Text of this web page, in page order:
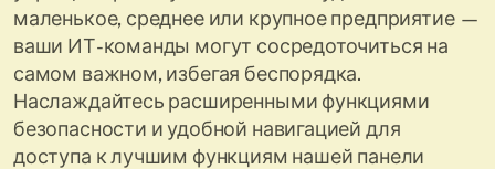
маленькое, среднее или крупное предприятие —
ваши ИТ-команды могут сосредоточиться на
самом важном, избегая беспорядка.
Наслаждайтесь расширенными функциями
безопасности и удобной навигацией для
доступа к лучшим функциям нашей панели